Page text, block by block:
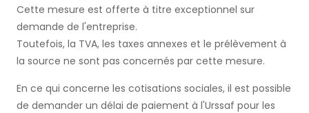
Cette mesure est offerte à titre exceptionnel sur
demande de l'entreprise.
Toutefois, la TVA, les taxes annexes et le prélèvement à
la source ne sont pas concernés par cette mesure.
En ce qui concerne les cotisations sociales, il est possible
de demander un délai de paiement à l'Urssaf pour les